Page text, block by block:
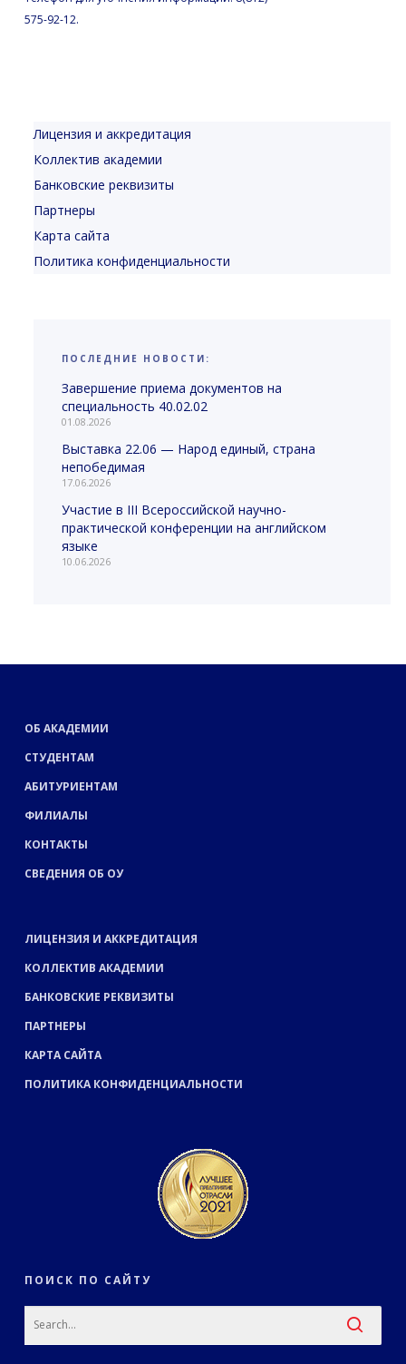
575-92-12.
Лицензия и аккредитация
Коллектив академии
Банковские реквизиты
Партнеры
Карта сайта
Политика конфиденциальности
ПОСЛЕДНИЕ НОВОСТИ:
Завершение приема документов на
специальность 40.02.02
01.08.2026
Выставка 22.06 — Народ единый, страна
непобедимая
17.06.2026
Участие в III Всероссийской научно-
практической конференции на английском
языке
10.06.2026
ОБ АКАДЕМИИ
СТУДЕНТАМ
АБИТУРИЕНТАМ
ФИЛИАЛЫ
КОНТАКТЫ
СВЕДЕНИЯ ОБ ОУ
ЛИЦЕНЗИЯ И АККРЕДИТАЦИЯ
КОЛЛЕКТИВ АКАДЕМИИ
БАНКОВСКИЕ РЕКВИЗИТЫ
ПАРТНЕРЫ
КАРТА САЙТА
ПОЛИТИКА КОНФИДЕНЦИАЛЬНОСТИ
ПОИСК ПО САЙТУ